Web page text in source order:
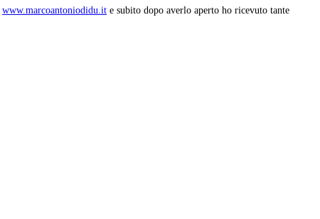
www.marcoantoniodidu.it e subito dopo averlo aperto ho ricevuto tante